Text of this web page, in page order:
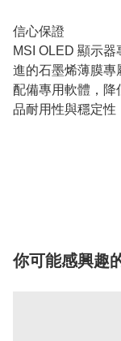
信心保證
MSI OLED 顯示
進的石墨烯薄膜專
配備專用軟體，降
品耐用性與穩定性
你可能感興趣